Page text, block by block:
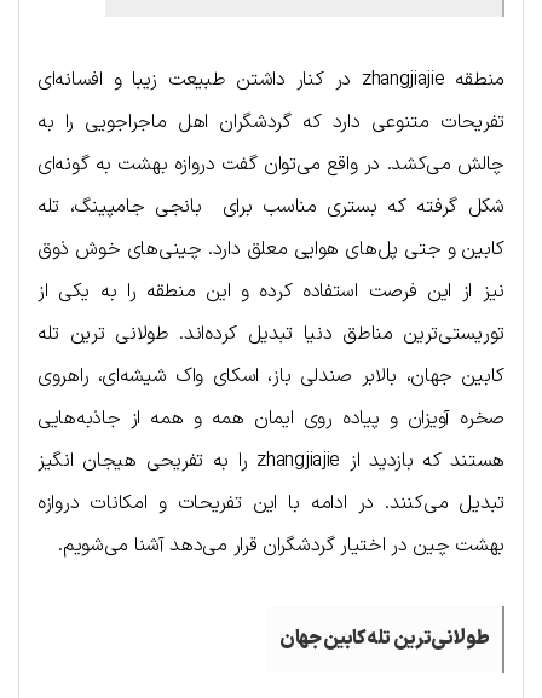
منطقه zhangjiajie در کنار داشتن طبیعت زیبا و افسانه‌ای
تفریحات متنوعی دارد که گردشگران اهل ماجراجویی را به
چالش می‌کشد. در واقع می‌توان گفت د‌‌رو‌ا‌زه بهشت به گونه‌ای
شکل گرفته که بستری مناسب برای بانجی جامپینگ، تله
کابین و جتی پل‌های هوایی معلق دارد. چینی‌های خوش ذوق
نیز از این فرصت استفاده کرده و این منطقه را به یکی از
توریستی‌ترین مناطق دنیا تبدیل کرده‌اند. طولانی ترین تله
کابین جهان، بالابر صندلی باز، اسکای واک شیشه‌ای، راهروی
صخره آویزان و پیاده روی ایمان همه و همه از جاذبه‌هایی
هستند که بازدید از zhangjiajie را به تفریحی هیجان انگیز
تبدیل می‌کنند. در ادامه با این تفریحات و امکانات د‌ر‌و‌ا‌زه
بهشت چین در اختیار گردشگران قرار می‌دهد آشنا می‌شویم.
طولانی‌ترین تله‌کابین جهان